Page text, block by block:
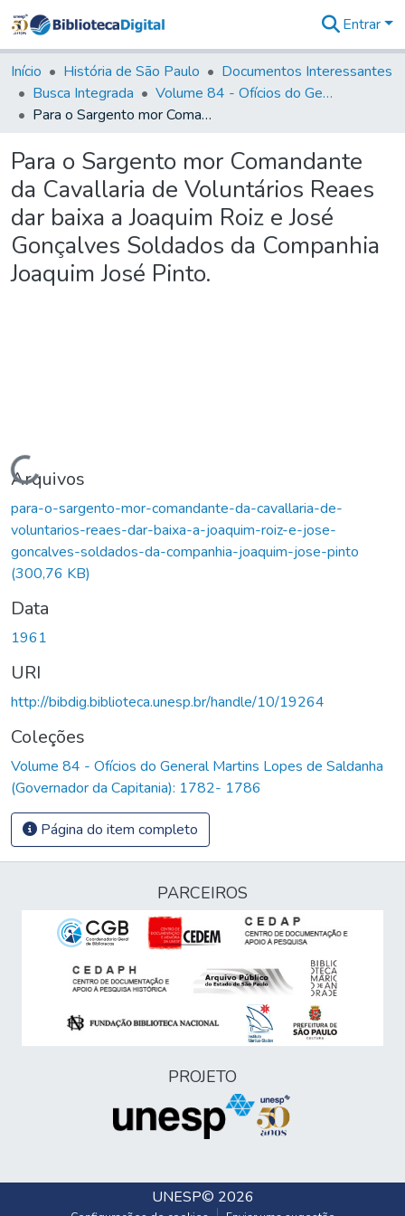
&
Coleções
Tudo na
Biblioteca
Estatísticas
Entrar
Início História de São Paulo
Documentos Interessantes
Busca Integrada
Volume 84 - Ofícios do General Martins Lopes de Saldanha (Governador da Capitania): 1782- 1786
Para o Sargento mor Comandante da Cavallaria de Voluntários Reaes dar baixa a Joaquim Roiz e José Gonçalves Soldados da Companhia Joaquim José Pinto.
Para o Sargento mor Comandante
da Cavallaria de Voluntários Reaes
dar baixa a Joaquim Roiz e José
Gonçalves Soldados da Companhia
Joaquim José Pinto.
Carregando...
Arquivos
para-o-sargento-mor-comandante-da-cavallaria-de-
voluntarios-reaes-dar-baixa-a-joaquim-roiz-e-jose-
goncalves-soldados-da-companhia-joaquim-jose-pinto
(300,76 KB)
Data
1961
URI
http://bibdig.biblioteca.unesp.br/handle/10/19264
Coleções
Volume 84 - Ofícios do General Martins Lopes de Saldanha
(Governador da Capitania): 1782- 1786
Página do item completo
PARCEIROS
PROJETO
UNESP© 2026